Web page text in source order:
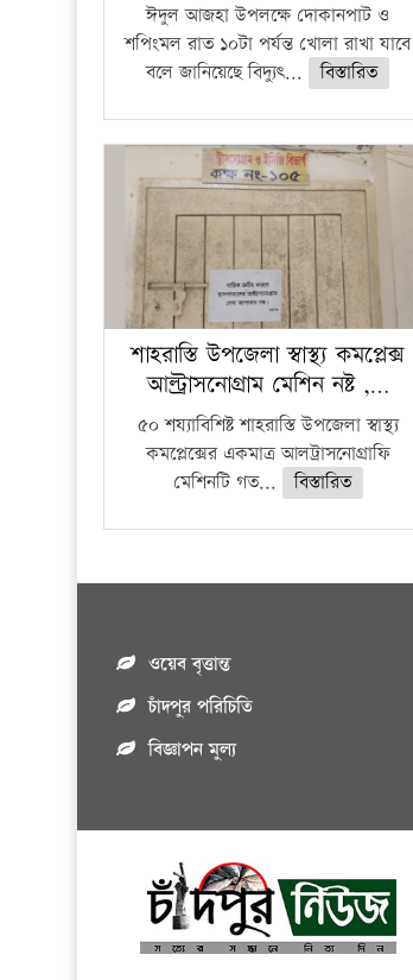
ঈদুল আজহা উপলক্ষে দোকানপাট ও
শপিংমল রাত ১০টা পর্যন্ত খোলা রাখা যাবে
বলে জানিয়েছে বিদ্যুৎ...
বিস্তারিত
শাহরাস্তি উপজেলা স্বাস্থ্য কমপ্লেক্স
আল্ট্রাসনোগ্রাম মেশিন নষ্ট ,…
৫০ শয্যাবিশিষ্ট শাহরাস্তি উপজেলা স্বাস্থ্য
কমপ্লেক্সের একমাত্র আলট্রাসনোগ্রাফি
মেশিনটি গত...
বিস্তারিত
ওয়েব বৃত্তান্ত
চাঁদপুর পরিচিতি
বিজ্ঞাপন মুল্য